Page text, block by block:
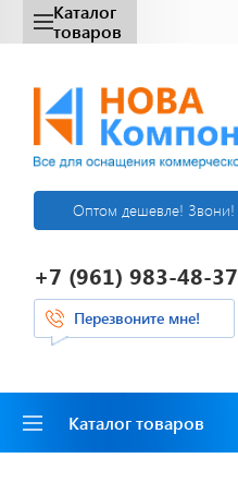
Каталог
товаров
Оптом дешевле! Звони!
+7 (961) 983-48-37
Перезвоните мне!
Каталог товаров